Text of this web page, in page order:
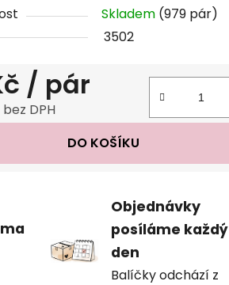
Skladem (979 pár)
3502
/ pár
bez DPH
DO KOŠÍKU
Objednávky
posíláme každý
den
Balíčky odchází z